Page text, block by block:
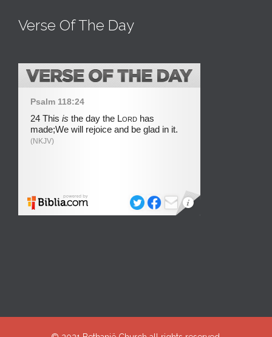
Verse Of The Day